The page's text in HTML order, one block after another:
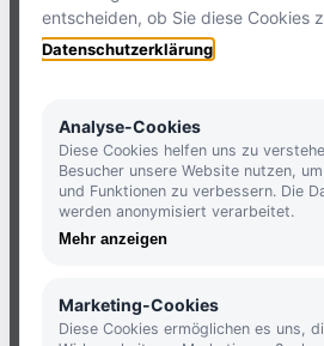
HOLLFELDER
JETZT ANMELDEN UND
NEUIGKEITEN MEHR
entscheiden, ob Sie diese Cookies
Datenschutzerklärung
Analyse-Cookies
Diese Cookies helfen uns zu
Besucher unsere Website nutzen,
und Funktionen zu verbessern. Die
werden anonymisiert verarbeitet.
Mehr anzeigen
Marketing-Cookies
Diese Cookies ermöglichen es uns,